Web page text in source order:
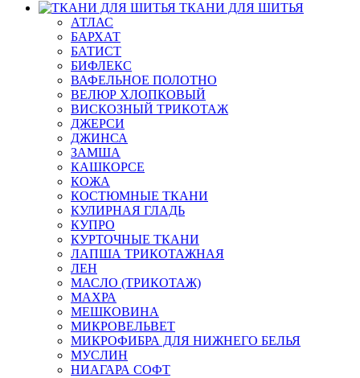
ТКАНИ ДЛЯ ШИТЬЯ
АТЛАС
БАРХАТ
БАТИСТ
БИФЛЕКС
ВАФЕЛЬНОЕ ПОЛОТНО
ВЕЛЮР ХЛОПКОВЫЙ
ВИСКОЗНЫЙ ТРИКОТАЖ
ДЖЕРСИ
ДЖИНСА
ЗАМША
КАШКОРСЕ
КОЖА
КОСТЮМНЫЕ ТКАНИ
КУЛИРНАЯ ГЛАДЬ
КУПРО
КУРТОЧНЫЕ ТКАНИ
ЛАПША ТРИКОТАЖНАЯ
ЛЕН
МАСЛО (ТРИКОТАЖ)
МАХРА
МЕШКОВИНА
МИКРОВЕЛЬВЕТ
МИКРОФИБРА ДЛЯ НИЖНЕГО БЕЛЬЯ
МУСЛИН
НИАГАРА СОФТ